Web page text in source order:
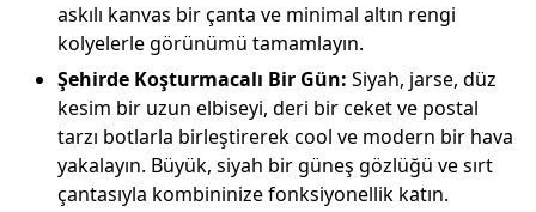
askılı kanvas bir çanta ve minimal altın rengi
kolyelerle görünümü tamamlayın.
Şehirde Koşturmacalı Bir Gün: Siyah, jarse, düz
kesim bir uzun elbiseyi, deri bir ceket ve postal
tarzı botlarla birleştirerek cool ve modern bir hava
yakalayın. Büyük, siyah bir güneş gözlüğü ve sırt
çantasıyla kombininize fonksiyonellik katın.